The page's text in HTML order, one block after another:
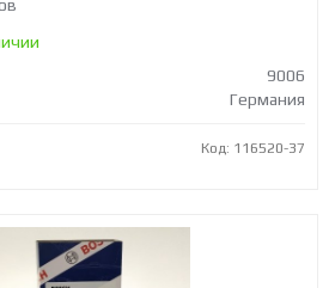
9006
Германия
Код: 116520-37